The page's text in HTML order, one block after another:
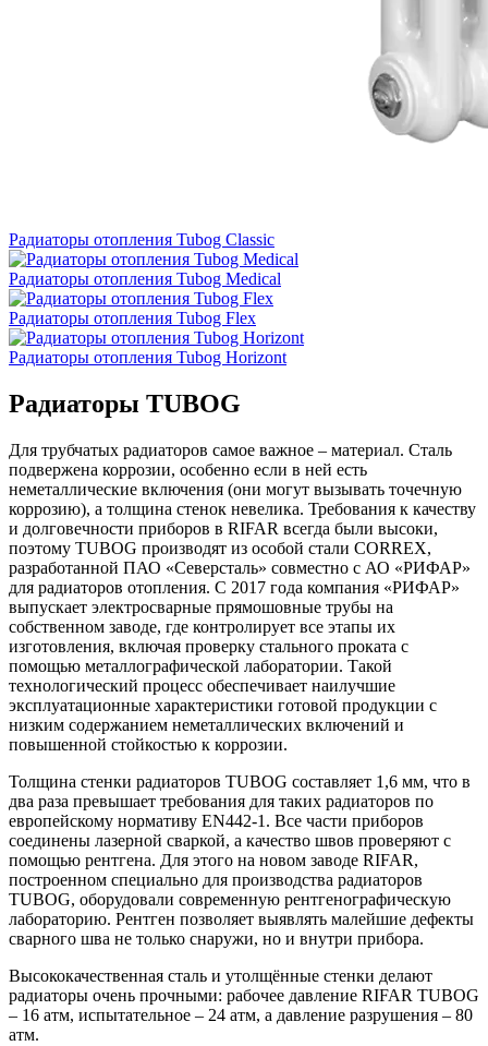
Радиаторы отопления Tubog Classic
Радиаторы отопления Tubog Medical
Радиаторы отопления Tubog Flex
Радиаторы отопления Tubog Horizont
Радиаторы TUBOG
Для трубчатых радиаторов самое важное – материал. Сталь
подвержена коррозии, особенно если в ней есть
неметаллические включения (они могут вызывать точечную
коррозию), а толщина стенок невелика. Требования к качеству
и долговечности приборов в RIFAR всегда были высоки,
поэтому TUBOG производят из особой стали CORREX,
разработанной ПАО «Северсталь» совместно с АО «РИФАР»
для радиаторов отопления. С 2017 года компания «РИФАР»
выпускает электросварные прямошовные трубы на
собственном заводе, где контролирует все этапы их
изготовления, включая проверку стального проката с
помощью металлографической лаборатории. Такой
технологический процесс обеспечивает наилучшие
эксплуатационные характеристики готовой продукции с
низким содержанием неметаллических включений и
повышенной стойкостью к коррозии.
Толщина стенки радиаторов TUBOG составляет 1,6 мм, что в
два раза превышает требования для таких радиаторов по
европейскому нормативу EN442-1. Все части приборов
соединены лазерной сваркой, а качество швов проверяют с
помощью рентгена. Для этого на новом заводе RIFAR,
построенном специально для производства радиаторов
TUBOG, оборудовали современную рентгенографическую
лабораторию. Рентген позволяет выявлять малейшие дефекты
сварного шва не только снаружи, но и внутри прибора.
Высококачественная сталь и утолщённые стенки делают
радиаторы очень прочными: рабочее давление RIFAR TUBOG
– 16 атм, испытательное – 24 атм, а давление разрушения – 80
атм.